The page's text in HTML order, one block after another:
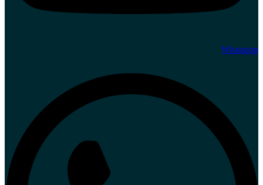
Whatsapp